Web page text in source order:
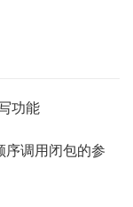
功能
序调用闭包的参